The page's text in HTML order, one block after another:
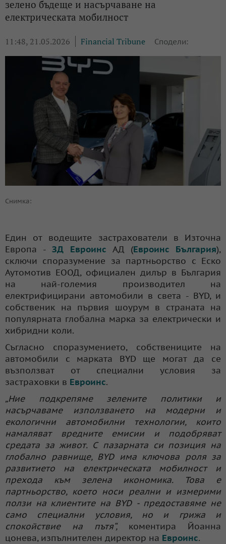
зелено бъдеще и насърчаване на
електрическата мобилност
11:48, 21.05.2026 Financial Tribune Сподели:
Снимка:
Един от водещите застрахователи в Източна
Европа -ЗД Евроинс АД (Евроинс България),
сключи споразумение за партньорство с Еско
Аутомотив ЕООД, официален дилър в България
на най-големия производител на
електрифицирани автомобили в света - BYD, и
собственик на първия шоурум в страната на
популярната глобална марка за електрически и
хибридни коли.
Съгласно споразумението, собствениците на
автомобили с марката BYD ще могат да се
възползват от специални условия за
застраховки в Евроинс.
„Ние подкрепяме зелените политики и
насърчаваме използването на модерни и
екологични автомобилни технологии, които
намаляват вредните емисии и подобряват
средата за живот. С пазарната си позиция на
глобално равнище, BYD има ключова роля за
развитието на електрическата мобилност и
прехода към зелена икономика. Това е
партньорство, което носи реални и измерими
ползи на клиентите на BYD - предоставяме не
само специални условия, но и грижа и
спокойствие на пътя“,коментира Йоанна
цонева, изпълнителен директор на Евроинс.